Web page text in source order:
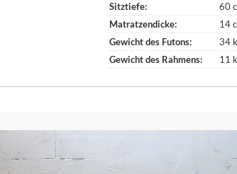
Sitztiefe
60
Matratzendicke
14
Gewicht des Futons
34
Gewicht des Rahmens
11